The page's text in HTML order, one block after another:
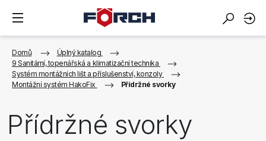
Domů
Úplný katalog
9 Sanitární, topenářská a klimatizační technika
Systém montážních lišt a příslušenství, konzoly
Montážní systém HakoFix
Přídržné svorky
Přídržné svorky